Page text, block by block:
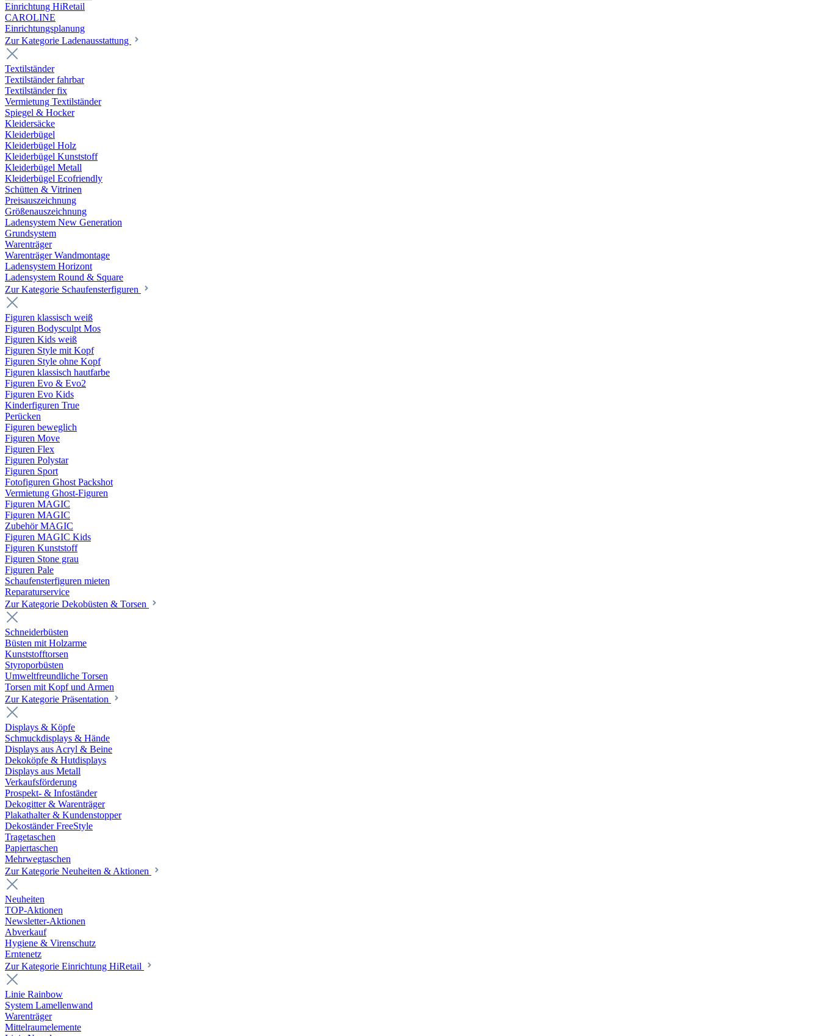
Einrichtung HiRetail
CAROLINE
Einrichtungsplanung
Zur Kategorie Laden­ausstattung
Textilständer
Textilständer fahrbar
Textilständer fix
Vermietung Textilständer
Spiegel & Hocker
Kleidersäcke
Kleiderbügel
Kleiderbügel Holz
Kleiderbügel Kunststoff
Kleiderbügel Metall
Kleiderbügel Ecofriendly
Schütten & Vitrinen
Preisauszeichnung
Größenauszeichnung
Ladensystem New Generation
Grundsystem
Warenträger
Warenträger Wandmontage
Ladensystem Horizont
Ladensystem Round & Square
Zur Kategorie Schaufenster­figuren
Figuren klassisch weiß
Figuren Bodysculpt Mos
Figuren Kids weiß
Figuren Style mit Kopf
Figuren Style ohne Kopf
Figuren klassisch hautfarbe
Figuren Evo & Evo2
Figuren Evo Kids
Kinderfiguren True
Perücken
Figuren beweglich
Figuren Move
Figuren Flex
Figuren Polystar
Figuren Sport
Fotofiguren Ghost Packshot
Vermietung Ghost-Figuren
Figuren MAGIC
Figuren MAGIC
Zubehör MAGIC
Figuren MAGIC Kids
Figuren Kunststoff
Figuren Stone grau
Figuren Pale
Schaufensterfiguren mieten
Reparaturservice
Zur Kategorie Dekobüsten & Torsen
Schneiderbüsten
Büsten mit Holzarme
Kunststofftorsen
Styroporbüsten
Umweltfreundliche Torsen
Torsen mit Kopf und Armen
Zur Kategorie Präsentation
Displays & Köpfe
Schmuckdisplays & Hände
Displays aus Acryl & Beine
Dekoköpfe & Hutdisplays
Displays aus Metall
Verkaufsförderung
Prospekt- & Infoständer
Dekogitter & Warenträger
Plakathalter & Kundenstopper
Dekoständer FreeStyle
Tragetaschen
Papiertaschen
Mehrwegtaschen
Zur Kategorie Neuheiten & Aktionen
Neuheiten
TOP-Aktionen
Newsletter-Aktionen
Abverkauf
Hygiene & Virenschutz
Erntenetz
Zur Kategorie Einrichtung HiRetail
Linie Rainbow
System Lamellenwand
Warenträger
Mittelraumelemente